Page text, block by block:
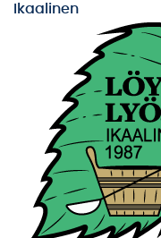
Ikaalinen